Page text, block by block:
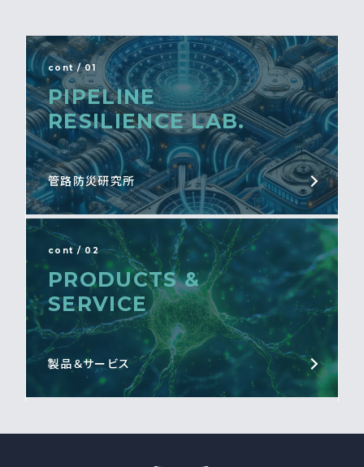
cont / 01
PIPELINE
RESILIENCE LAB.
管路防災研究所
cont / 02
PRODUCTS &
SERVICE
製品＆サービス